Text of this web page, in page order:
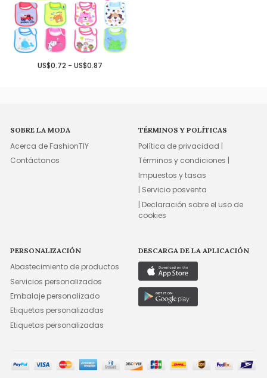
US$0.72 - US$0.87
SOBRE LA MODA
Acerca de FashionTIY
Contáctanos
TÉRMINOS Y POLÍTICAS
Política de privacidad |
Términos y condiciones |
Impuestos y tasas
| Servicio posventa
| Declaración sobre el uso de
cookies
PERSONALIZACIÓN
Abastecimiento de productos
Servicios personalizados
Embalaje personalizado
Etiquetas personalizadas
Etiquetas personalizadas
DESCARGA DE LA APLICACIÓN